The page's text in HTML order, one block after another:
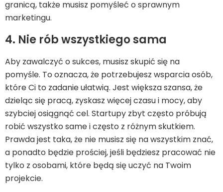
granicą, także musisz pomyśleć o sprawnym
marketingu.
4. Nie rób wszystkiego sama
Aby zawalczyć o sukces, musisz skupić się na
pomyśle. To oznacza, że potrzebujesz wsparcia osób,
które Ci to zadanie ułatwią. Jest większa szansa, że
dzieląc się pracą, zyskasz więcej czasu i mocy, aby
szybciej osiągnąć cel. Startupy zbyt często próbują
robić wszystko same i często z różnym skutkiem.
Prawda jest taka, że nie musisz się na wszystkim znać,
a ponadto będzie prościej, jeśli będziesz pracować nie
tylko z osobami, które będą się uczyć na Twoim
projekcie.